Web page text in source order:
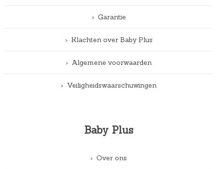
Garantie
Klachten over Baby Plus
Algemene voorwaarden
Veiligheidswaarschuwingen
Baby Plus
Over ons